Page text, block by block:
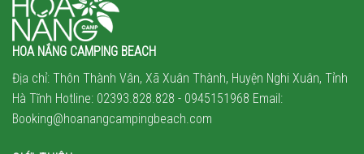
HOA NẮNG CAMPING BEACH
Địa chỉ: Thôn Thành Vân, Xã Xuân Thành, Huyện Nghi Xuân, Tỉnh
Hà Tĩnh Hotline: 02393.828.828 - 0945151968 Email:
Booking@hoanangcampingbeach.com